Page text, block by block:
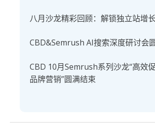
八月沙龙精彩回顾：解锁独立站增
CBD&Semrush AI搜索深度研讨会
CBD 10月Semrush系列沙龙“高效
品牌营销”圆满结束